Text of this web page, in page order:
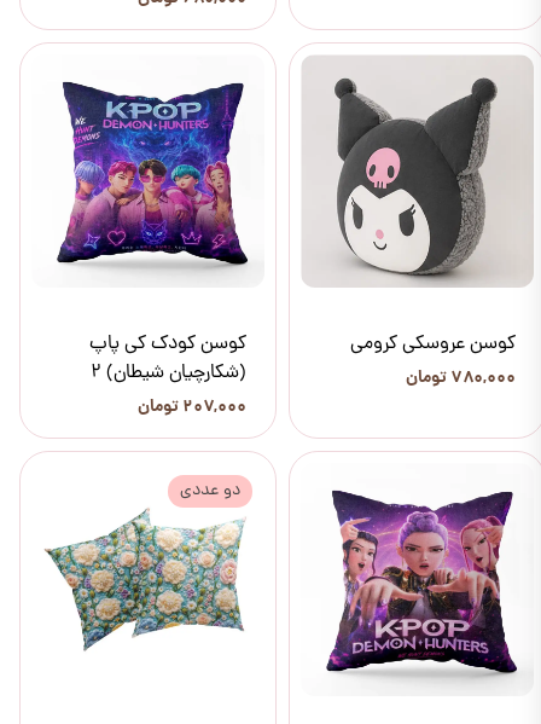
کوسن عروسکی کرومی
۷۸۰,۰۰۰ تومان
کوسن کودک کی پاپ
(شکارچیان شیطان) 2
۲۰۷,۰۰۰ تومان
دو عددی